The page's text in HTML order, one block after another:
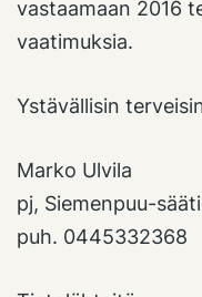
vastaamaan 2016
vaatimuksia.
Ystävällisin
Marko Ulvila
pj, Siemenpuu-
puh. 0445332368